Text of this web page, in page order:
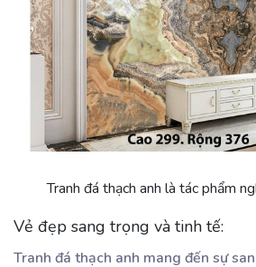
Tranh đá thạch anh là tác phẩm
Vẻ đẹp sang trọng và tinh tế:
Tranh đá thạch anh mang đến sự